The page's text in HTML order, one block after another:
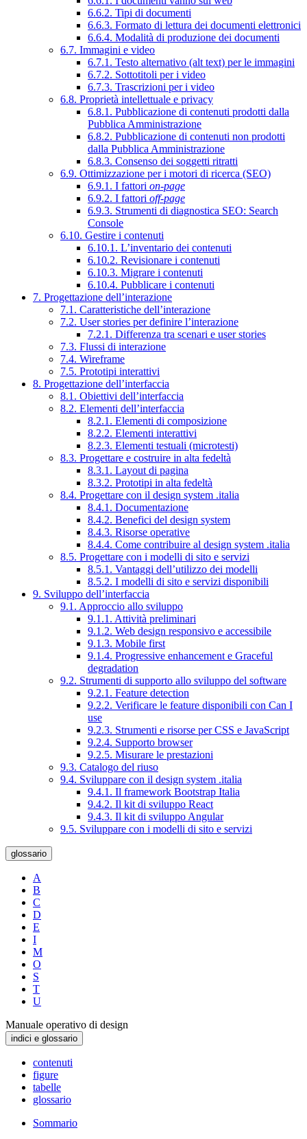
6.6.2. Tipi di documenti
6.6.3. Formato di lettura dei documenti elettronici
6.6.4. Modalità di produzione dei documenti
6.7. Immagini e video
6.7.1. Testo alternativo (alt text) per le immagini
6.7.2. Sottotitoli per i video
6.7.3. Trascrizioni per i video
6.8. Proprietà intellettuale e privacy
6.8.1. Pubblicazione di contenuti prodotti dalla
Pubblica Amministrazione
6.8.2. Pubblicazione di contenuti non prodotti
dalla Pubblica Amministrazione
6.8.3. Consenso dei soggetti ritratti
6.9. Ottimizzazione per i motori di ricerca (SEO)
6.9.1. I fattori on-page
6.9.2. I fattori off-page
6.9.3. Strumenti di diagnostica SEO: Search
Console
6.10. Gestire i contenuti
6.10.1. L’inventario dei contenuti
6.10.2. Revisionare i contenuti
6.10.3. Migrare i contenuti
6.10.4. Pubblicare i contenuti
7. Progettazione dell’interazione
7.1. Caratteristiche dell’interazione
7.2. User stories per definire l’interazione
7.2.1. Differenza tra scenari e user stories
7.3. Flussi di interazione
7.4. Wireframe
7.5. Prototipi interattivi
8. Progettazione dell’interfaccia
8.1. Obiettivi dell’interfaccia
8.2. Elementi dell’interfaccia
8.2.1. Elementi di composizione
8.2.2. Elementi interattivi
8.2.3. Elementi testuali (microtesti)
8.3. Progettare e costruire in alta fedeltà
8.3.1. Layout di pagina
8.3.2. Prototipi in alta fedeltà
8.4. Progettare con il design system .italia
8.4.1. Documentazione
8.4.2. Benefici del design system
8.4.3. Risorse operative
8.4.4. Come contribuire al design system .italia
8.5. Progettare con i modelli di sito e servizi
8.5.1. Vantaggi dell’utilizzo dei modelli
8.5.2. I modelli di sito e servizi disponibili
9. Sviluppo dell’interfaccia
9.1. Approccio allo sviluppo
9.1.1. Attività preliminari
9.1.2. Web design responsivo e accessibile
9.1.3. Mobile first
9.1.4. Progressive enhancement e Graceful
degradation
9.2. Strumenti di supporto allo sviluppo del software
9.2.1. Feature detection
9.2.2. Verificare le feature disponibili con Can I
use
9.2.3. Strumenti e risorse per CSS e JavaScript
9.2.4. Supporto browser
9.2.5. Misurare le prestazioni
9.3. Catalogo del riuso
9.4. Sviluppare con il design system .italia
9.4.1. Il framework Bootstrap Italia
9.4.2. Il kit di sviluppo React
9.4.3. Il kit di sviluppo Angular
9.5. Sviluppare con i modelli di sito e servizi
glossario
A
B
C
D
E
I
M
O
S
T
U
Manuale operativo di design
indici e glossario
contenuti
figure
tabelle
glossario
Sommario